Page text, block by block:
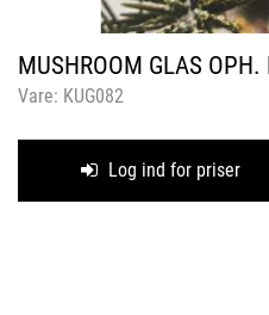
MUSHROOM GLAS
Vare: KUG082
Log ind for priser